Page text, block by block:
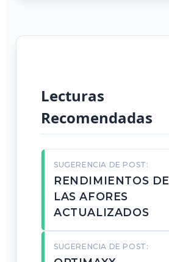
Lecturas
Recomendadas
SUGERENCIA DE POST:
RENDIMIENTOS DE
LAS AFORES
ACTUALIZADOS
SUGERENCIA DE POST: